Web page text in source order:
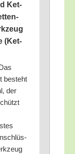
Ket­
(Ket­
besteht
der